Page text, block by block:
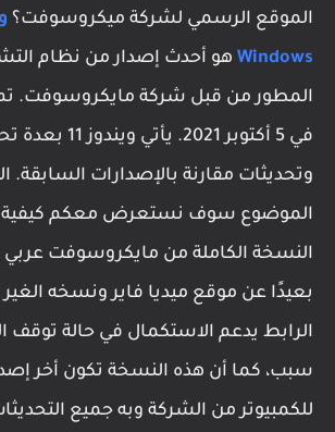
الموقع الرسمي لشركة ميكروسوفت؟
Windows هو أحدث إصدار من نظام
المطور من قبل شركة مايكروسوفت.
في 5 أكتوبر 2021. يأتي
وتحديثات مقارنة بالإصدارات السابقة.
الموضوع سوف نستعرض معكم كيفية
النسخة الكاملة من مايكروسوفت عربي
بعيدًا عن موقع ميديا فاير ونسخه الغير
الرابط يدعم الاستكمال في حالة توقف
سبب، كما أن هذه النسخة تكون أخر
للكمبيوتر من الشركة وبه جميع